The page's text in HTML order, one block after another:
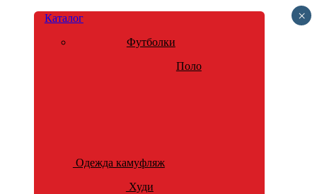
Каталог
Футболки
Поло
Одежда камуфляж
Худи
×